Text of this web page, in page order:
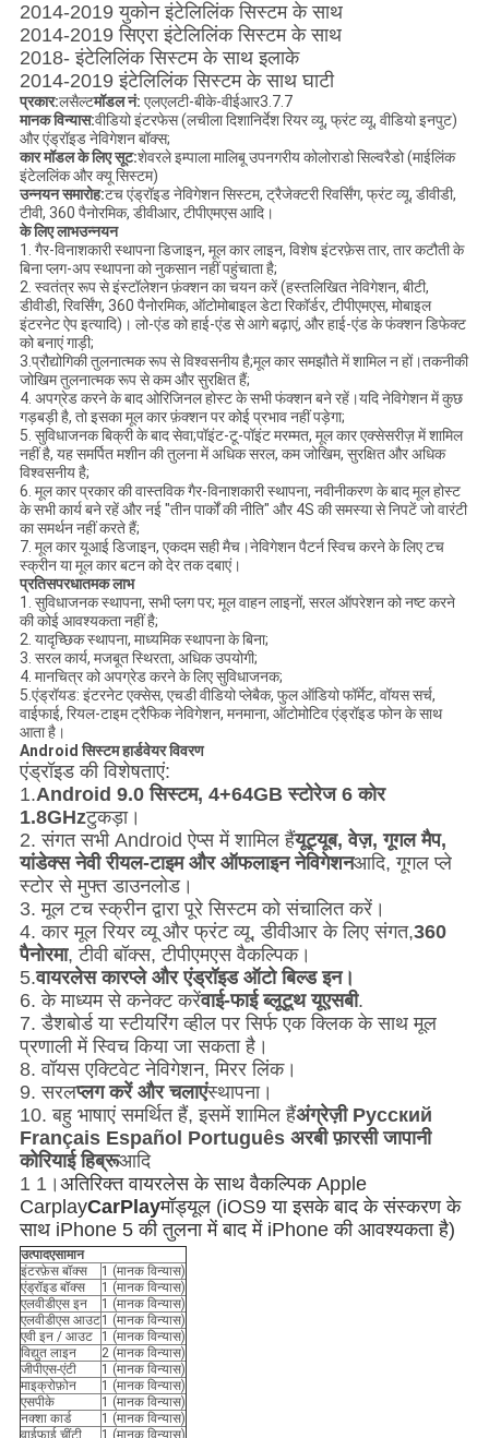
2014-2019 युकोन इंटेलिलिंक सिस्टम के साथ
2014-2019 सिएरा इंटेलिलिंक सिस्टम के साथ
2018- इंटेलिलिंक सिस्टम के साथ इलाके
2014-2019 इंटेलिलिंक सिस्टम के साथ घाटी
प्रकार:लसैल्टमॉडल नं: एलएलटी-बीके-वीईआर3.7.7
मानक विन्यास:वीडियो इंटरफेस (लचीला दिशानिर्देश रियर व्यू, फ्रंट व्यू, वीडियो इनपुट)
और एंड्रॉइड नेविगेशन बॉक्स;
कार मॉडल के लिए सूट:शेवरले इम्पाला मालिबू उपनगरीय कोलोराडो सिल्वरैडो (माईलिंक
इंटेललिंक और क्यू सिस्टम)
उन्नयनसमारोह:टच एंड्रॉइड नेविगेशन सिस्टम, ट्रैजेक्टरी रिवर्सिंग, फ्रंट व्यू, डीवीडी,
टीवी, 360 पैनोरमिक, डीवीआर, टीपीएमएस आदि।
के लिए लाभउन्नयन
1. गैर-विनाशकारी स्थापना डिजाइन, मूल कार लाइन, विशेष इंटरफ़ेस तार, तार कटौती के
बिना प्लग-अप स्थापना को नुकसान नहीं पहुंचाता है;
2. स्वतंत्र रूप से इंस्टॉलेशन फ़ंक्शन का चयन करें (हस्तलिखित नेविगेशन, बीटी,
डीवीडी, रिवर्सिंग, 360 पैनोरमिक, ऑटोमोबाइल डेटा रिकॉर्डर, टीपीएमएस, मोबाइल
इंटरनेट ऐप इत्यादि)। लो-एंड को हाई-एंड से आगे बढ़ाएं, और हाई-एंड के फंक्शन डिफेक्ट
को बनाएं गाड़ी;
3.प्रौद्योगिकी तुलनात्मक रूप से विश्वसनीय है;मूल कार समझौते में शामिल न हों।तकनीकी
जोखिम तुलनात्मक रूप से कम और सुरक्षित हैं;
4. अपग्रेड करने के बाद ओरिजिनल होस्ट के सभी फंक्शन बने रहें।यदि नेविगेशन में कुछ
गड़बड़ी है, तो इसका मूल कार फ़ंक्शन पर कोई प्रभाव नहीं पड़ेगा;
5. सुविधाजनक बिक्री के बाद सेवा;पॉइंट-टू-पॉइंट मरम्मत, मूल कार एक्सेसरीज़ में शामिल
नहीं है, यह समर्पित मशीन की तुलना में अधिक सरल, कम जोखिम, सुरक्षित और अधिक
विश्वसनीय है;
6. मूल कार प्रकार की वास्तविक गैर-विनाशकारी स्थापना, नवीनीकरण के बाद मूल होस्ट
के सभी कार्य बने रहें और नई "तीन पार्कों की नीति" और 4S की समस्या से निपटें जो वारंटी
का समर्थन नहीं करते हैं;
7. मूल कार यूआई डिजाइन, एकदम सही मैच।नेविगेशन पैटर्न स्विच करने के लिए टच
स्क्रीन या मूल कार बटन को देर तक दबाएं।
प्रतिसपरधातमक लाभ
1. सुविधाजनक स्थापना, सभी प्लग पर; मूल वाहन लाइनों, सरल ऑपरेशन को नष्ट करने
की कोई आवश्यकता नहीं है;
2. यादृच्छिक स्थापना, माध्यमिक स्थापना के बिना;
3. सरल कार्य, मजबूत स्थिरता, अधिक उपयोगी;
4. मानचित्र को अपग्रेड करने के लिए सुविधाजनक;
5.एंड्रॉयड: इंटरनेट एक्सेस, एचडी वीडियो प्लेबैक, फुल ऑडियो फॉर्मेट, वॉयस सर्च,
वाईफाई, रियल-टाइम ट्रैफिक नेविगेशन, मनमाना, ऑटोमोटिव एंड्रॉइड फोन के साथ
आता है।
Android सिस्टम हार्डवेयर विवरण
एंड्रॉइड की विशेषताएं:
1.Android 9.0 सिस्टम, 4+64GB स्टोरेज 6 कोर
1.8GHzटुकड़ा।
2. संगत सभी Android ऐप्स में शामिल हैंयूट्यूब, वेज़, गूगल मैप,
यांडेक्स नेवी रीयल-टाइम और ऑफलाइन नेविगेशनआदि, गूगल प्ले
स्टोर से मुफ्त डाउनलोड।
3. मूल टच स्क्रीन द्वारा पूरे सिस्टम को संचालित करें।
4. कार मूल रियर व्यू और फ्रंट व्यू, डीवीआर के लिए संगत,360
पैनोरमा, टीवी बॉक्स, टीपीएमएस वैकल्पिक।
5.वायरलेस कारप्ले और एंड्रॉइड ऑटो बिल्ड इन।
6. के माध्यम से कनेक्ट करेंवाई-फाई ब्लूटूथ यूएसबी.
7. डैशबोर्ड या स्टीयरिंग व्हील पर सिर्फ एक क्लिक के साथ मूल
प्रणाली में स्विच किया जा सकता है।
8. वॉयस एक्टिवेट नेविगेशन, मिरर लिंक।
9. सरलप्लग करें और चलाएंस्थापना।
10. बहु भाषाएं समर्थित हैं, इसमें शामिल हैंअंग्रेज़ी Pусский
Français Español Português अरबी फ़ारसी जापानी
कोरियाई हिब्रूआदि
1 1। अतिरिक्त वायरलेस के साथ वैकल्पिक Apple
CarplayCarPlayमॉड्यूल (iOS9 या इसके बाद के संस्करण के
साथ iPhone 5 की तुलना में बाद में iPhone की आवश्यकता है)
उत्पादएसामान
इंटरफ़ेस बॉक्स
1 (मानक विन्यास)
एंड्रॉइड बॉक्स
1 (मानक विन्यास)
एलवीडीएस इन
1 (मानक विन्यास)
एलवीडीएस आउट1 (मानक विन्यास)
एवी इन / आउट
1 (मानक विन्यास)
विद्युत लाइन
2 (मानक विन्यास)
जीपीएस-एंटी
1 (मानक विन्यास)
माइक्रोफ़ोन
1 (मानक विन्यास)
एसपीके
1 (मानक विन्यास)
नक्शा कार्ड
1 (मानक विन्यास)